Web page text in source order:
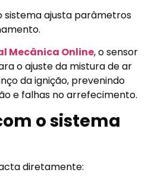
sistema ajusta parâmetros
Mecânica Online, o sensor
o ajuste da mistura de ar
da ignição, prevenindo
e falhas no arrefecimento.
o sistema
diretamente: